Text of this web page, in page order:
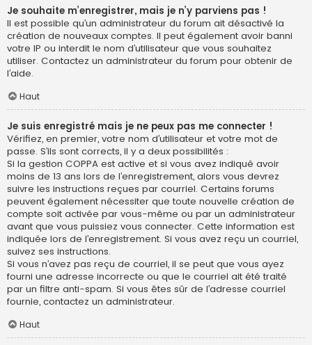
Je souhaite m’enregistrer, mais je n’y parviens pas !
Il est possible qu’un administrateur du forum ait désactivé la
création de nouveaux comptes. Il peut également avoir banni
votre IP ou interdit le nom d’utilisateur que vous souhaitez
utiliser. Contactez un administrateur du forum pour obtenir de
l’aide.
Haut
Je suis enregistré mais je ne peux pas me connecter !
Vérifiez, en premier, votre nom d’utilisateur et votre mot de
passe. S’ils sont corrects, il y a deux possibilités :
Si la gestion COPPA est active et si vous avez indiqué avoir
moins de 13 ans lors de l’enregistrement, alors vous devrez
suivre les instructions reçues par courriel. Certains forums
peuvent également nécessiter que toute nouvelle création de
compte soit activée par vous-même ou par un administrateur
avant que vous puissiez vous connecter. Cette information est
indiquée lors de l’enregistrement. Si vous avez reçu un courriel,
suivez ses instructions.
Si vous n’avez pas reçu de courriel, il se peut que vous ayez
fourni une adresse incorrecte ou que le courriel ait été traité
par un filtre anti-spam. Si vous êtes sûr de l’adresse courriel
fournie, contactez un administrateur.
Haut